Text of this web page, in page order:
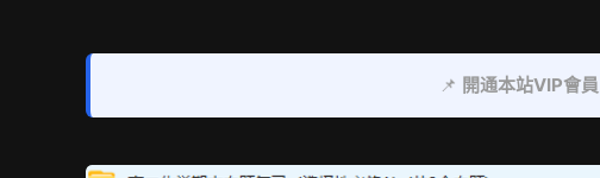
📌 開通本站VIP會員